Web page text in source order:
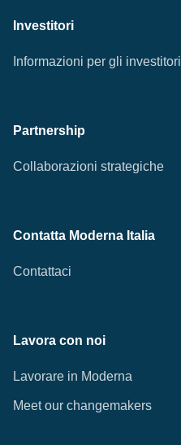
Investitori
Informazioni per gli investitori
Partnership
Collaborazioni strategiche
Contatta Moderna Italia
Contattaci
Lavora con noi
Lavorare in Moderna
Meet our changemakers